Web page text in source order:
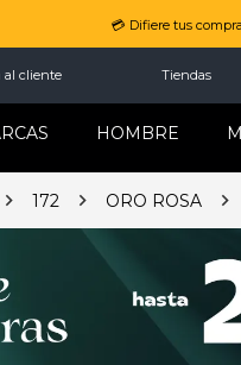
💳 Difiere tus
al cliente Tiendas
HOMBRE
172 ORO ROSA